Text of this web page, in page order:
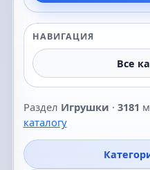
НАВИГАЦИЯ
Все
Раздел Игрушки · 3181
каталогу